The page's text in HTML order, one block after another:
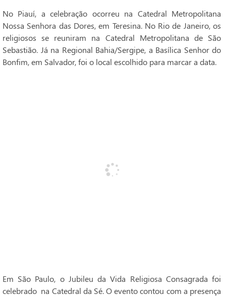
No Piauí, a celebração ocorreu na Catedral Metropolitana
Nossa Senhora das Dores, em Teresina. No Rio de Janeiro, os
religiosos se reuniram na Catedral Metropolitana de São
Sebastião. Já na Regional Bahia/Sergipe, a Basílica Senhor do
Bonfim, em Salvador, foi o local escolhido para marcar a data.
Em São Paulo, o Jubileu da Vida Religiosa Consagrada foi
celebrado na Catedral da Sé. O evento contou com a presença